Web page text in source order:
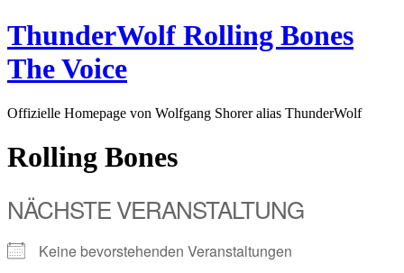
Zum
Inhalt
wechseln
ThunderWolf Rolling Bones
The Voice
Offizielle Homepage von Wolfgang Shorer alias ThunderWolf
Rolling Bones
NÄCHSTE VERANSTALTUNG
Keine bevorstehenden Veranstaltungen